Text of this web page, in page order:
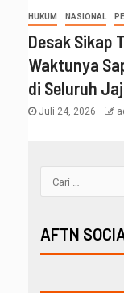
HUKUM NASIONAL
Desak Sikap
Waktunya
di Seluruh
Juli 24, 2026
AFTN